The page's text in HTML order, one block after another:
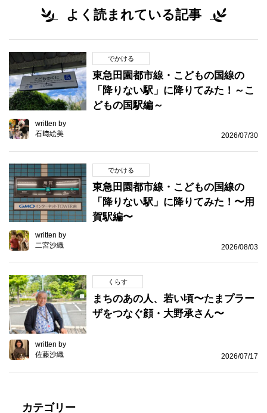
よく読まれている記事
でかける
東急田園都市線・こどもの国線の
「降りない駅」に降りてみた！～こ
どもの国駅編～
written by
石﨑絵美
2026/07/30
でかける
東急田園都市線・こどもの国線の
「降りない駅」に降りてみた！〜用
賀駅編〜
written by
二宮沙織
2026/08/03
くらす
まちのあの人、若い頃〜たまプラー
ザをつなぐ顔・大野承さん〜
written by
佐藤沙織
2026/07/17
カテゴリー